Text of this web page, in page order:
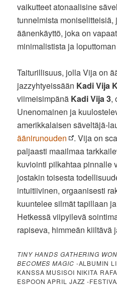
vaikutteet atonaalisine
tunnelmista
äänenkäyttö, joka on
minimalistista ja
Taiturillisuus, jolla Vija on
jazzyhtyeissään Kadi Vija
viimeisimpänä Kadi Vija 3,
Unenomainen ja
amerikkalaisen säveltäjä-
äänirunouden
. Vija on
paljaasti maailmaa
kuviointi pilkahtaa pinnalle
jostakin toisesta
intuitiivinen, orgaanisesti
kuuntelee silmät tapillaan
Hetkessä viipyilevä
rapiseva, himmeän kiiltävä
TINY HANDS GATHERING
BECOMES MAGIC -ALBUMIN
KANSSA MUSISOI NIKITA
ESPOON APRIL JAZZ -